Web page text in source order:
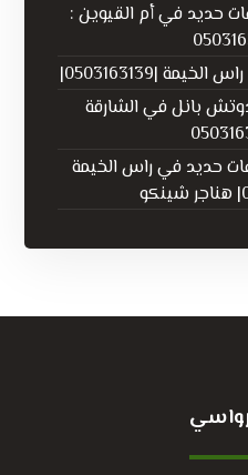
حديد في أم القيوين :
|0503163139|
بانل في الشارقة
حديد في راس الخيمة